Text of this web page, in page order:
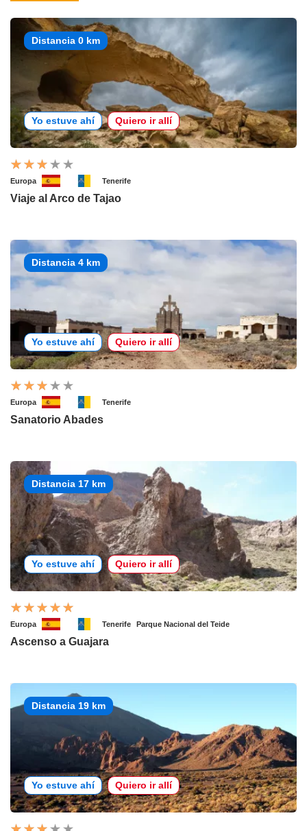
Distancia 0 km
Yo estuve ahí Quiero ir allí
Europa Tenerife
Viaje al Arco de Tajao
Distancia 4 km
Yo estuve ahí Quiero ir allí
Europa Tenerife
Sanatorio Abades
Distancia 17 km
Yo estuve ahí Quiero ir allí
Europa Tenerife Parque Nacional del Teide
Ascenso a Guajara
Distancia 19 km
Yo estuve ahí Quiero ir allí